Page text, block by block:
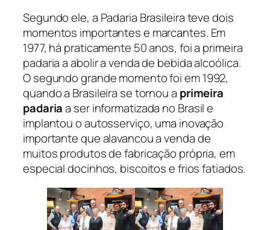
Segundo ele, a Padaria Brasileira teve dois
momentos importantes e marcantes. Em
1977, há praticamente 50 anos, foi a primeira
padaria a abolir a venda de bebida alcoólica.
O segundo grande momento foi em 1992,
quando a Brasileira se tornou a primeira
padariaa ser informatizada no Brasil e
implantou o autosserviço, uma inovação
importante que alavancou a venda de
muitos produtos de fabricação própria, em
especial docinhos, biscoitos e frios fatiados.